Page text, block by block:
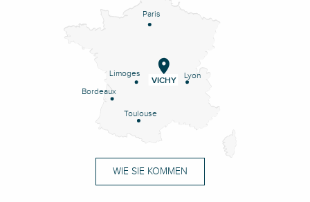
Paris
Lyon
Limoges
Bordeaux
Toulouse
VICHY
WIE SIE KOMMEN